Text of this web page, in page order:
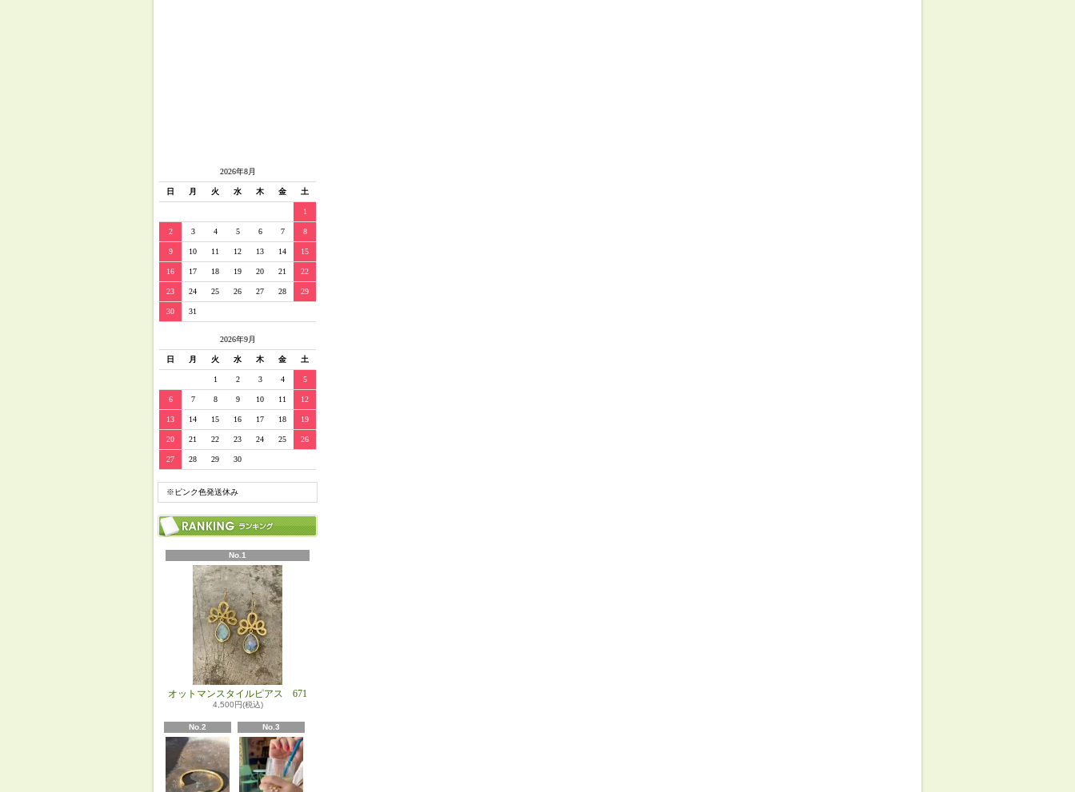
2026年8月
日 月 火 水 木 金 土
1
2 3 4 5 6 7 8
9 10 11 12 13 14 15
16 17 18 19 20 21 22
23 24 25 26 27 28 29
30 31
2026年9月
日 月 火 水 木 金 土
1 2 3 4 5
6 7 8 9 10 11 12
13 14 15 16 17 18 19
20 21 22 23 24 25 26
27 28 29 30
※ピンク色発送休み
No.1
オットマンスタイルピアス 671
4,500円(税込)
No.2 No.3